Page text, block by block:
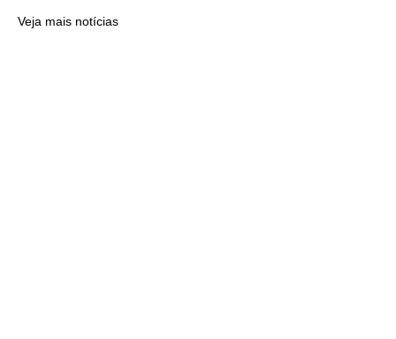
Veja mais notícias